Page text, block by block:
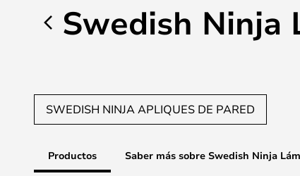
Swedish Ninja
SWEDISH NINJA APLIQUES DE PARED
Productos Saber más sobre Swedish Ninja